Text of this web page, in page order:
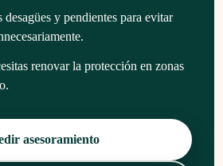
y pendientes para evitar
renovar la protección en zonas
asesoramiento